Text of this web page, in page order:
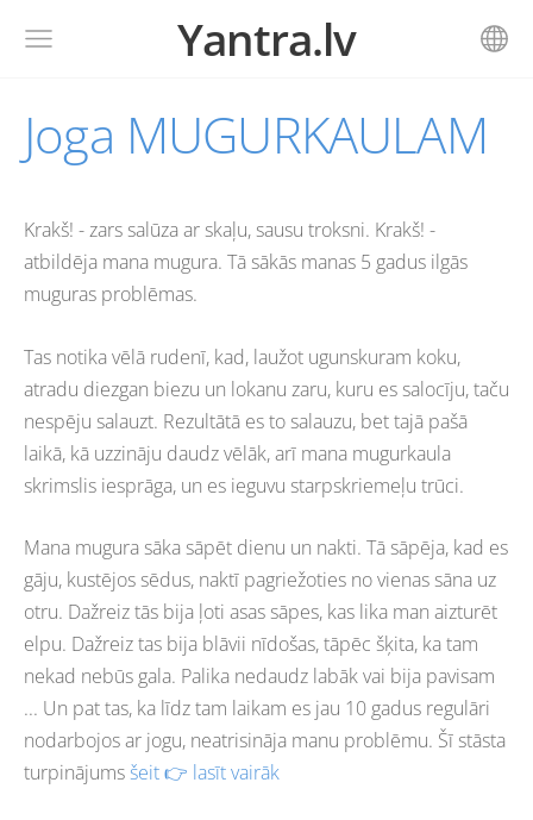
Yantra.lv
Joga MUGURKAULAM
Krakš! - zars salūza ar skaļu, sausu troksni. Krakš! -
atbildēja mana mugura. Tā sākās manas 5 gadus ilgās
muguras problēmas.
Tas notika vēlā rudenī, kad, laužot ugunskuram koku,
atradu diezgan biezu un lokanu zaru, kuru es salocīju, taču
nespēju salauzt. Rezultātā es to salauzu, bet tajā pašā
laikā, kā uzzināju daudz vēlāk, arī mana mugurkaula
skrimslis iesprāga, un es ieguvu starpskriemeļu trūci.
Mana mugura sāka sāpēt dienu un nakti. Tā sāpēja, kad es
gāju, kustējos sēdus, naktī pagriežoties no vienas sāna uz
otru. Dažreiz tās bija ļoti asas sāpes, kas lika man aizturēt
elpu. Dažreiz tas bija blāvii nīdošas, tāpēc šķita, ka tam
nekad nebūs gala. Palika nedaudz labāk vai bija pavisam
... Un pat tas, ka līdz tam laikam es jau 10 gadus regulāri
nodarbojos ar jogu, neatrisināja manu problēmu. Šī stāsta
turpinājumsšeit 👉 lasīt vairāk